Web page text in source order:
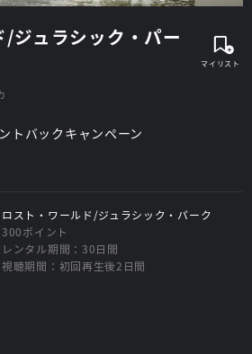
ジュラシック・パー
ロスト・ワールド/ジュラシック・パーク
300ポイント
レンタル期間：30日間
視聴期間：初回再生後2日間